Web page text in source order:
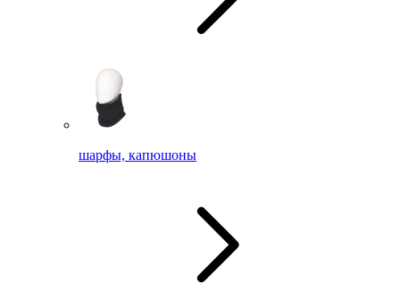
шарфы, капюшоны